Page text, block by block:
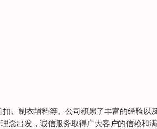
、制衣辅料等。公司积累了丰富的经验以
念出发，诚信服务取得广大客户的信赖和